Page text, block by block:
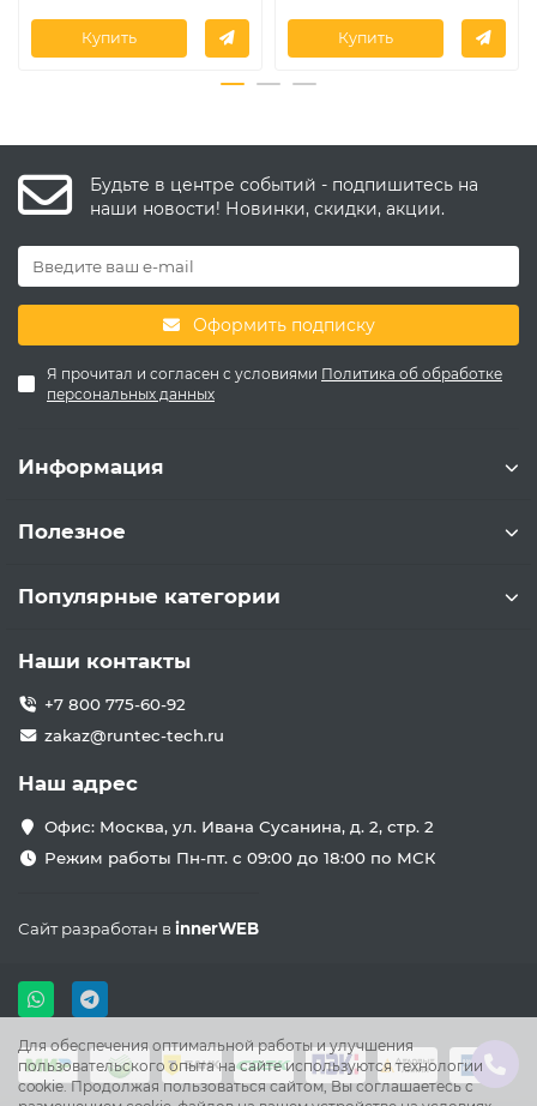
Купить Купить
Для обеспечения оптимальной работы и улучшения
пользовательского опыта на сайте используются технологии
cookie. Продолжая пользоваться сайтом, Вы соглашаетесь с
Будьте в центре событий - подпишитесь на
наши новости! Новинки, скидки, акции.
Оформить подписку
Я прочитал и согласен с условиями Политика об обработке
персональных данных
Информация
Полезное
Популярные категории
Наши контакты
+7 800 775-60-92
zakaz@runtec-tech.ru
Наш адрес
Офис: Москва, ул. Ивана Сусанина, д. 2, стр. 2
Режим работы Пн-пт. с 09:00 до 18:00 по МСК
Сайт разработан вinnerWEB